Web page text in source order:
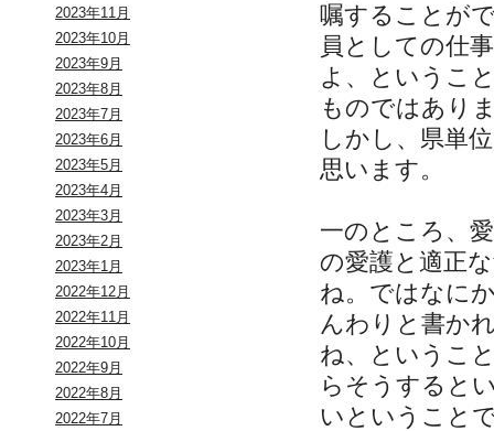
2023年11月
2023年10月
2023年9月
2023年8月
2023年7月
2023年6月
2023年5月
2023年4月
2023年3月
2023年2月
2023年1月
2022年12月
2022年11月
2022年10月
2022年9月
2022年8月
2022年7月
嘱することが
員としての仕
よ、というこ
ものではあり
しかし、県単
思います。
一のところ、
の愛護と適正
ね。ではなに
んわりと書か
ね、というこ
らそうすると
いということ